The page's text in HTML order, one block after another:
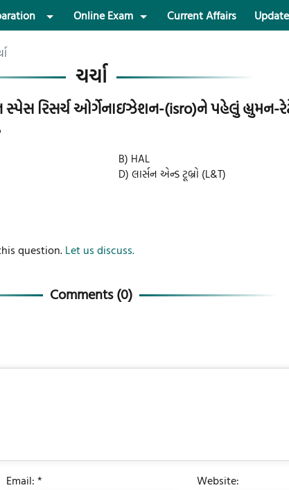
Online Exam Current Affairs
ચર્ચા
સ્પેસ રિસર્ચ ઓર્ગેનાઇઝેશન-(isro)ને પહેલું હ્યુમન-
B) HAL
D) લાર્સન એન્ડ ટૂબ્રો (L&T)
question. Let us discuss.
Comments (0)
Email: * Website: